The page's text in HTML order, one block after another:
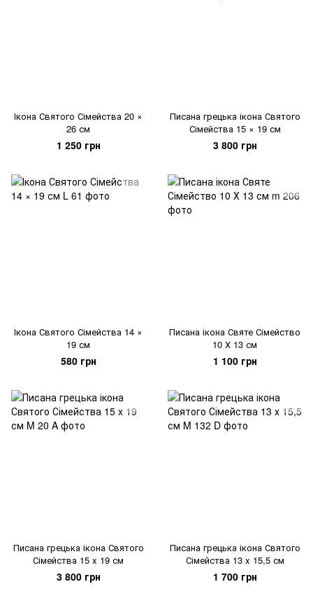
Ікона Святого Сімейства 20 ×
26 см
1 250 грн
Писана грецька ікона Святого
Сімейства 15 × 19 см
3 800 грн
Ікона Святого Сімейства 14 ×
19 см
580 грн
Писана ікона Святе Сімейство
10 Х 13 см
1 100 грн
Писана грецька ікона Святого
Сімейства 15 x 19 см
3 800 грн
Писана грецька ікона Святого
Сімейства 13 x 15,5 см
1 700 грн